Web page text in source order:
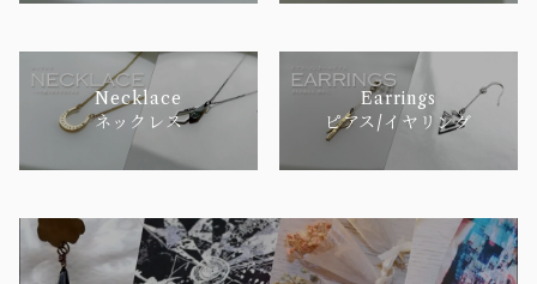
Necklace
ネックレス
Earrings
ピアス/イヤリング